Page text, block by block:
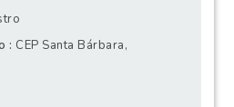
CEP Santa Bárbara,